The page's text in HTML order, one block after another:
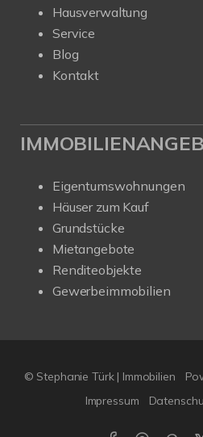
Hausverwaltung
Service
Blog
Kontakt
Eigentumswohnungen
Häuser zum Kauf
Grundstücke
Mietangebote
Renditeobjekte
Gewerbeimmobilien
© Stephanie Türk | Immobilien
Impressum